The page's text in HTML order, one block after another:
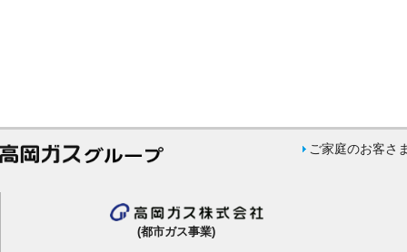
ご家庭のお客さ
(都市ガス事業)